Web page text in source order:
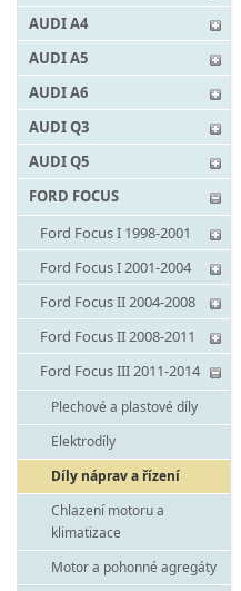
AUDI A4
AUDI A5
AUDI A6
AUDI Q3
AUDI Q5
FORD FOCUS
Ford Focus I 1998-2001
Ford Focus I 2001-2004
Ford Focus II 2004-2008
Ford Focus II 2008-2011
Ford Focus III 2011-2014
Plechové a plastové díly
Elektrodíly
Díly náprav a řízení
Chlazení motoru a
klimatizace
Motor a pohonné agregáty